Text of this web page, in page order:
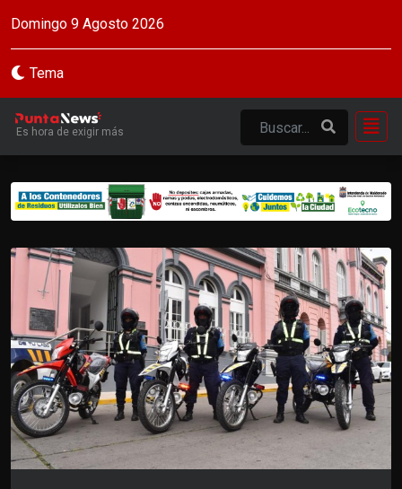
Domingo 9 Agosto 2026
Tema
Es hora de exigir más